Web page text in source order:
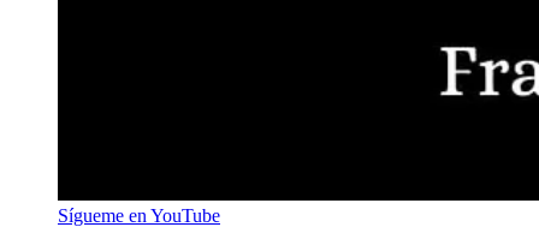
Sígueme en YouTube